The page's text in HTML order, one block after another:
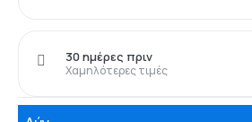
Χαμηλότερες τιμές
30 ημέρες πριν